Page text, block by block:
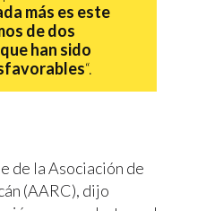
más es este
de dos
han sido
“.
de la Asociación de
(AARC), dijo